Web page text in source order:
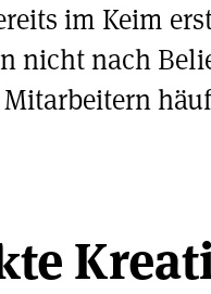
im Keim
nicht nach